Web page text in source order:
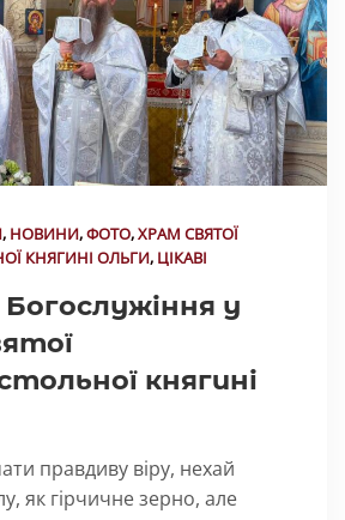
, НОВИНИ,ФОТО,ХРАМ СВЯТОЇ
КНЯГИНІ ОЛЬГИ, ЦІКАВІ
Богослужіння у
княгині
правдиву віру, нехай
як гірчичне зерно, але